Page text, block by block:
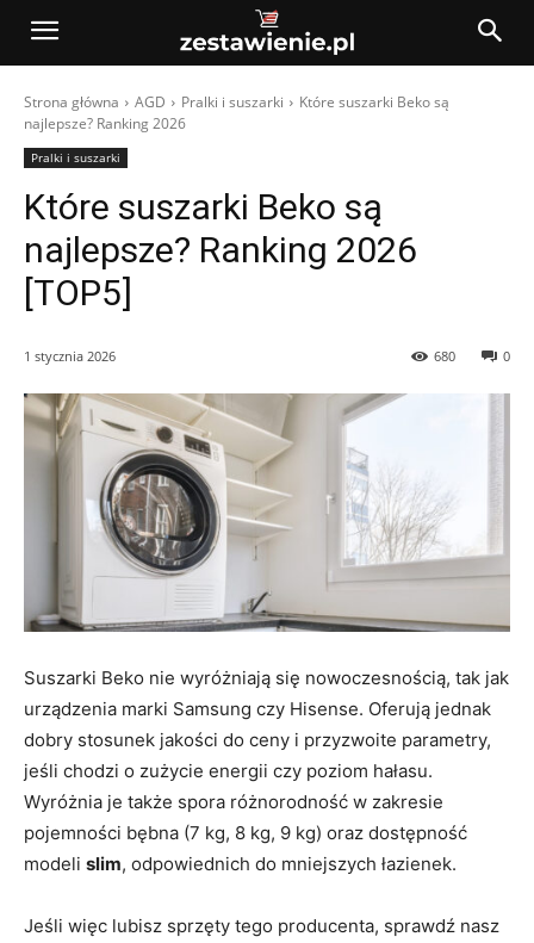
Strona główna AGD Pralki i suszarki
Które suszarki Beko są
najlepsze? Ranking 2026
Pralki i suszarki
Które suszarki Beko są
najlepsze? Ranking 2026
[TOP5]
1 stycznia 2026 0
680
Suszarki Beko nie wyróżniają się nowoczesnością, tak jak
urządzenia marki Samsung czy Hisense. Oferują jednak
dobry stosunek jakości do ceny i przyzwoite parametry,
jeśli chodzi o zużycie energii czy poziom hałasu.
Wyróżnia je także spora różnorodność w zakresie
pojemności bębna (7 kg, 8 kg, 9 kg) oraz dostępność
modeli slim, odpowiednich do mniejszych łazienek.
Jeśli więc lubisz sprzęty tego producenta, sprawdź nasz